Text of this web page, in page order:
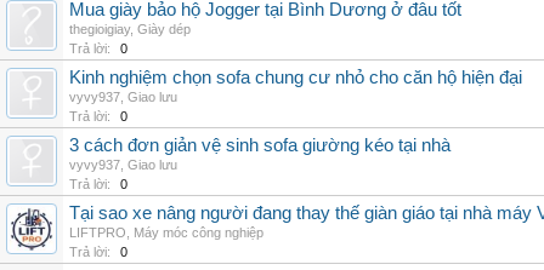
Mua giày bảo hộ Jogger tại Bình Dương ở đâu tốt
thegioigiay, Giày dép
Trả lời:
0
Kinh nghiệm chọn sofa chung cư nhỏ cho căn hộ hiện đại
vyvy937 Giao lưu
Trả lời:
0
3 cách đơn giản vệ sinh sofa giường kéo tại nhà
vyvy937 Giao lưu
Trả lời:
0
Tại sao xe nâng người đang thay thế giàn giáo tại nhà máy
LIFTPRO
Máy móc công nghiệp
Trả lời:
0